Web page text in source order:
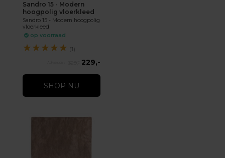
Sandro 15 - Modern
hoogpolig vloerkleed
Sandro 15 - Modern hoogpolig
vloerkleed
op voorraad
★★★★★ (1)
229,-
SHOP NU